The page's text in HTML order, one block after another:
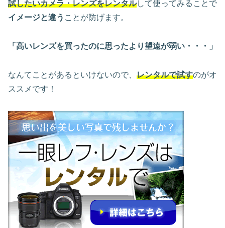
試したいカメラ・レンズをレンタルして使ってみることで
イメージと違う ことが防げます。
「高いレンズを買ったのに思ったより望遠が弱い・・・」
なんてことがあるといけないので、 レンタルで試すのがオ
ススメです！